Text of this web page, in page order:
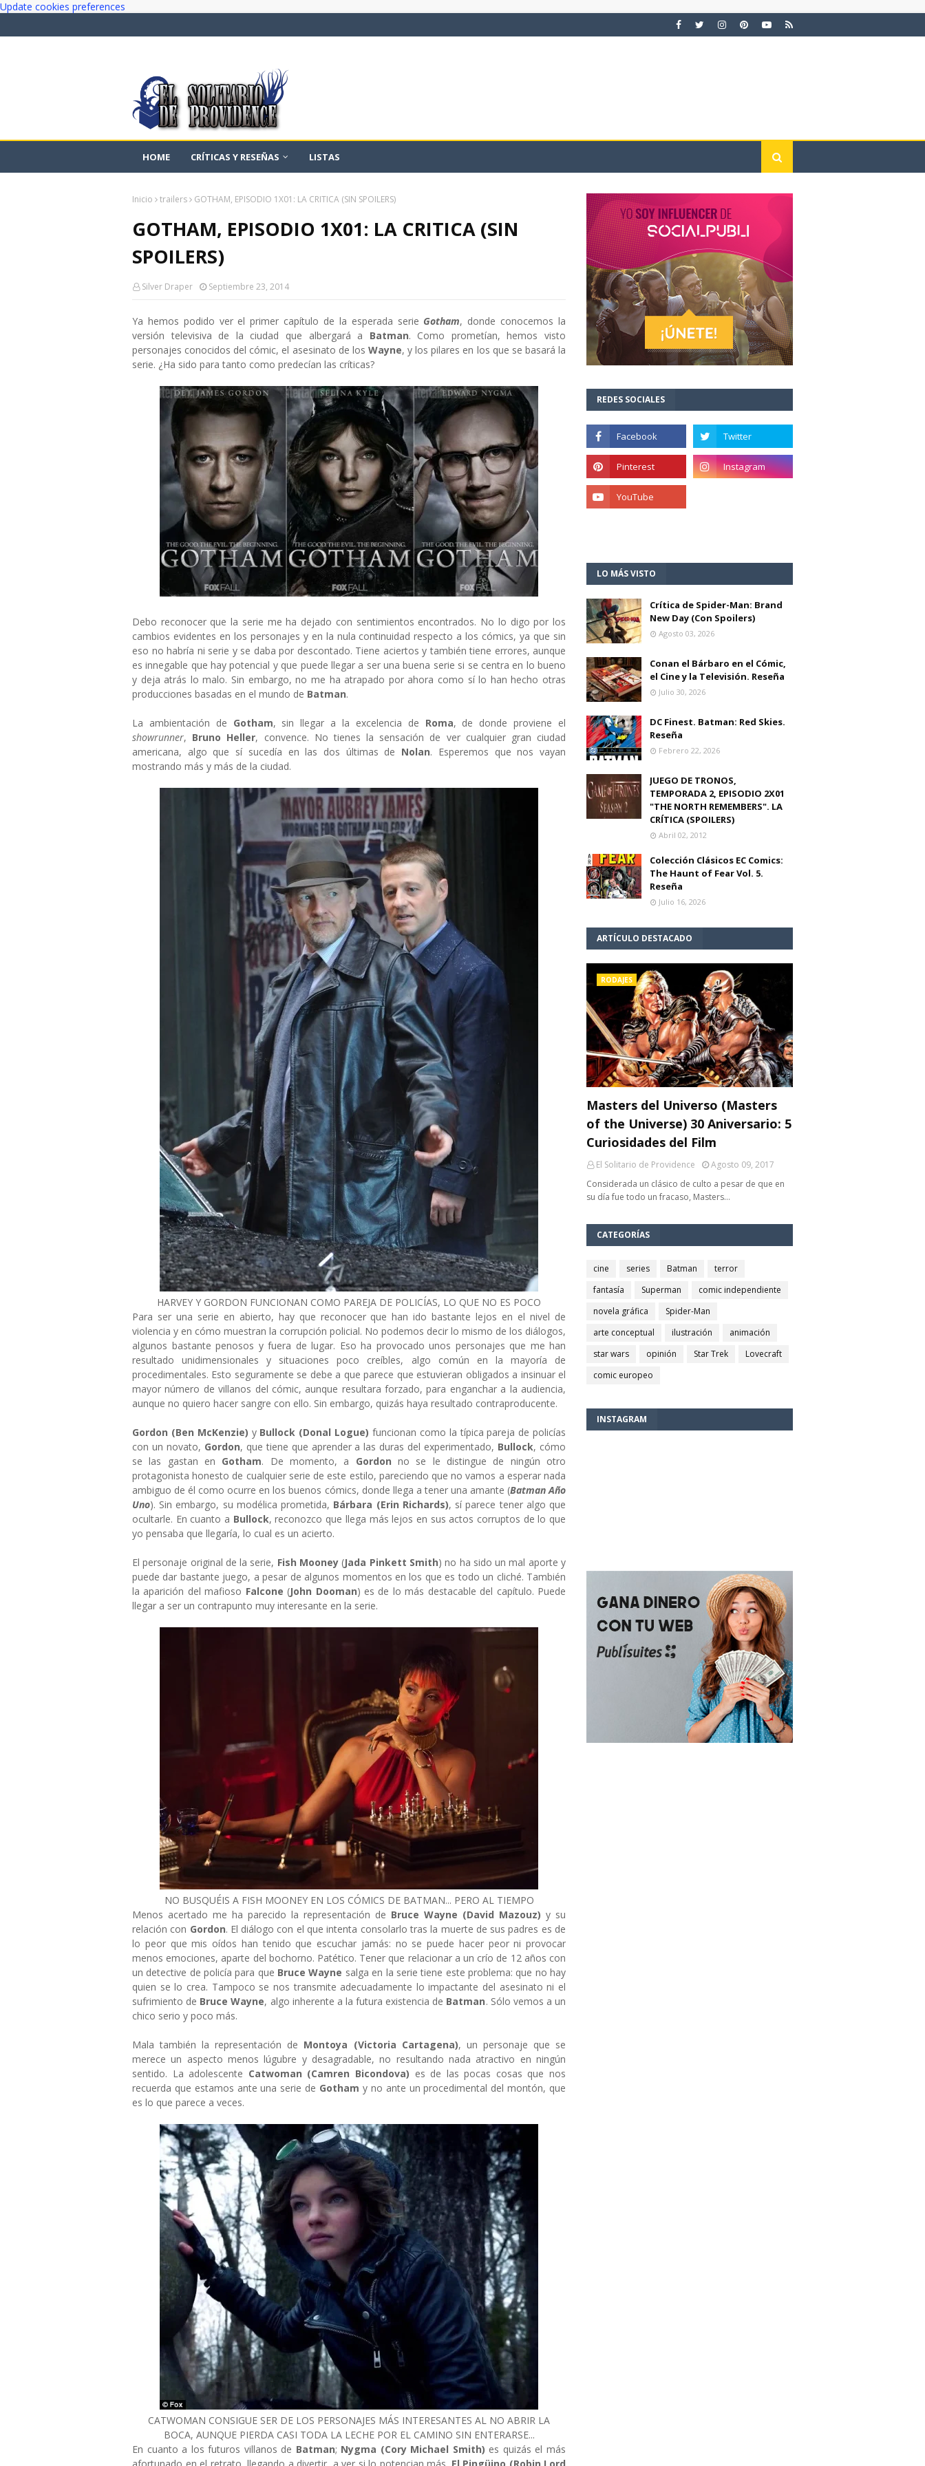
Update cookies preferences
HOME CRÍTICAS Y RESEÑAS LISTAS
Inicio trailers GOTHAM, EPISODIO 1X01: LA CRITICA (SIN SPOILERS)
GOTHAM, EPISODIO 1X01: LA CRITICA (SIN
SPOILERS)
Silver Draper Septiembre 23, 2014
Ya hemos podido ver el primer capítulo de la esperada serie Gotham, donde conocemos la
versión televisiva de la ciudad que albergará a Batman. Como prometían, hemos visto
personajes conocidos del cómic, el asesinato de los Wayne, y los pilares en los que se basará la
serie. ¿Ha sido para tanto como predecían las críticas?
Debo reconocer que la serie me ha dejado con sentimientos encontrados. No lo digo por los
cambios evidentes en los personajes y en la nula continuidad respecto a los cómics, ya que sin
eso no habría ni serie y se daba por descontado. Tiene aciertos y también tiene errores, aunque
es innegable que hay potencial y que puede llegar a ser una buena serie si se centra en lo bueno
y deja atrás lo malo. Sin embargo, no me ha atrapado por ahora como sí lo han hecho otras
producciones basadas en el mundo de Batman.
La ambientación de Gotham, sin llegar a la excelencia de Roma, de donde proviene el
showrunner, Bruno Heller, convence. No tienes la sensación de ver cualquier gran ciudad
americana, algo que sí sucedía en las dos últimas de Nolan. Esperemos que nos vayan
mostrando más y más de la ciudad.
HARVEY Y GORDON FUNCIONAN COMO PAREJA DE POLICÍAS, LO QUE NO ES POCO
Para ser una serie en abierto, hay que reconocer que han ido bastante lejos en el nivel de
violencia y en cómo muestran la corrupción policial. No podemos decir lo mismo de los diálogos,
algunos bastante penosos y fuera de lugar. Eso ha provocado unos personajes que me han
resultado unidimensionales y situaciones poco creíbles, algo común en la mayoría de
procedimentales. Esto seguramente se debe a que parece que estuvieran obligados a insinuar el
mayor número de villanos del cómic, aunque resultara forzado, para enganchar a la audiencia,
aunque no quiero hacer sangre con ello. Sin embargo, quizás haya resultado contraproducente.
Gordon (Ben McKenzie) y Bullock (Donal Logue) funcionan como la típica pareja de policías
con un novato, Gordon, que tiene que aprender a las duras del experimentado, Bullock, cómo
se las gastan en Gotham. De momento, a Gordon no se le distingue de ningún otro
protagonista honesto de cualquier serie de este estilo, pareciendo que no vamos a esperar nada
ambiguo de él como ocurre en los buenos cómics, donde llega a tener una amante (Batman Año
Uno). Sin embargo, su modélica prometida, Bárbara (Erin Richards), sí parece tener algo que
ocultarle. En cuanto a Bullock, reconozco que llega más lejos en sus actos corruptos de lo que
yo pensaba que llegaría, lo cual es un acierto.
El personaje original de la serie, Fish Mooney (Jada Pinkett Smith) no ha sido un mal aporte y
puede dar bastante juego, a pesar de algunos momentos en los que es todo un cliché. También
la aparición del mafioso Falcone (John Dooman) es de lo más destacable del capítulo. Puede
llegar a ser un contrapunto muy interesante en la serie.
NO BUSQUÉIS A FISH MOONEY EN LOS CÓMICS DE BATMAN... PERO AL TIEMPO
Menos acertado me ha parecido la representación de Bruce Wayne (David Mazouz) y su
relación con Gordon. El diálogo con el que intenta consolarlo tras la muerte de sus padres es de
lo peor que mis oídos han tenido que escuchar jamás: no se puede hacer peor ni provocar
menos emociones, aparte del bochorno. Patético. Tener que relacionar a un crío de 12 años con
un detective de policía para que Bruce Wayne salga en la serie tiene este problema: que no hay
quien se lo crea. Tampoco se nos transmite adecuadamente lo impactante del asesinato ni el
sufrimiento de Bruce Wayne, algo inherente a la futura existencia de Batman. Sólo vemos a un
chico serio y poco más.
Mala también la representación de Montoya (Victoria Cartagena), un personaje que se
merece un aspecto menos lúgubre y desagradable, no resultando nada atractivo en ningún
sentido. La adolescente Catwoman (Camren Bicondova) es de las pocas cosas que nos
recuerda que estamos ante una serie de Gotham y no ante un procedimental del montón, que
es lo que parece a veces.
CATWOMAN CONSIGUE SER DE LOS PERSONAJES MÁS INTERESANTES AL NO ABRIR LA
BOCA, AUNQUE PIERDA CASI TODA LA LECHE POR EL CAMINO SIN ENTERARSE...
En cuanto a los futuros villanos de Batman; Nygma (Cory Michael Smith) es quizás el más
REDES SOCIALES
LO MÁS VISTO
Crítica de Spider-Man: Brand
New Day (Con Spoilers)
Agosto 03, 2026
Conan el Bárbaro en el Cómic,
el Cine y la Televisión. Reseña
Julio 30, 2026
DC Finest. Batman: Red Skies.
Reseña
Febrero 22, 2026
JUEGO DE TRONOS,
TEMPORADA 2, EPISODIO 2X01
"THE NORTH REMEMBERS". LA
CRÍTICA (SPOILERS)
Abril 02, 2012
Colección Clásicos EC Comics:
The Haunt of Fear Vol. 5.
Reseña
Julio 16, 2026
ARTÍCULO DESTACADO
RODAJES
Masters del Universo (Masters
of the Universe) 30 Aniversario: 5
Curiosidades del Film
El Solitario de Providence
Agosto 09, 2017
Considerada un clásico de culto a pesar de que en
su día fue todo un fracaso, Masters…
CATEGORÍAS
cine series Batman
terror
fantasía
Superman
comic independiente
novela gráfica
Spider-Man
arte conceptual
ilustración
animación
star wars
opinión Star Trek
Lovecraft
comic europeo
INSTAGRAM